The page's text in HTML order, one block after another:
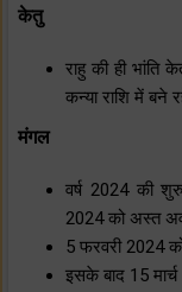
केतु
राहु की ही भांति
कन्या राशि में बने
मंगल
वर्ष 2024 की
2024 को अस्त
5 फरवरी 2024
इसके बाद 15